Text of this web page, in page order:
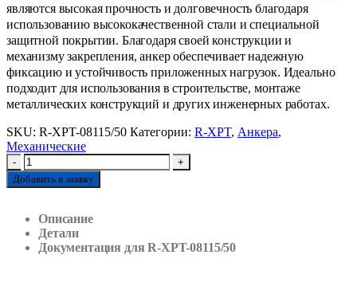
являются высокая прочность и долговечность благодаря
использованию высококачественной стали и специальной
защитной покрытии. Благодаря своей конструкции и
механизму закрепления, анкер обеспечивает надежную
фиксацию и устойчивость приложенных нагрузок. Идеально
подходит для использования в строительстве, монтаже
металлических конструкций и других инженерных работах.
SKU: R-XPT-08115/50 Категории: R-XPT, Анкера,
Механические
-
+
Добавить в заявку
Описание
Детали
Документация для R-XPT-08115/50